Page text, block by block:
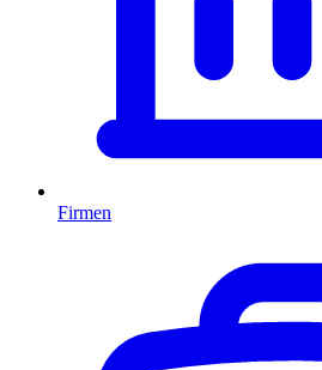
Firmen